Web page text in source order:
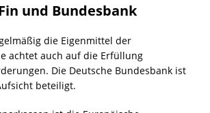
und Bundesbank
die Eigenmittel der
achtet auch auf die Erfüllung
Die Deutsche Bundesbank ist
beteiligt.